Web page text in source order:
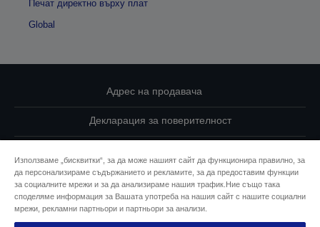
Печат директно върху плат
Global
Адрес на продавача
Декларация за поверителност
Свържете се с нас за Вашите данни
Информация за бисквитките
Използваме „бисквитки“, за да може нашият сайт да функционира правилно, за
да персонализираме съдържанието и рекламите, за да предоставим функции
за социалните мрежи и за да анализираме нашия трафик.Ние също така
споделяме информация за Вашата употреба на нашия сайт с нашите социални
мрежи, рекламни партньори и партньори за анализи.